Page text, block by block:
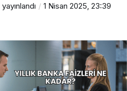
yayınlandı
1 Nisan 2025, 23:39